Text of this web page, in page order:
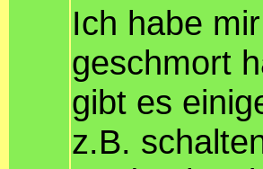
Ich habe
geschmort
gibt es
z.B.